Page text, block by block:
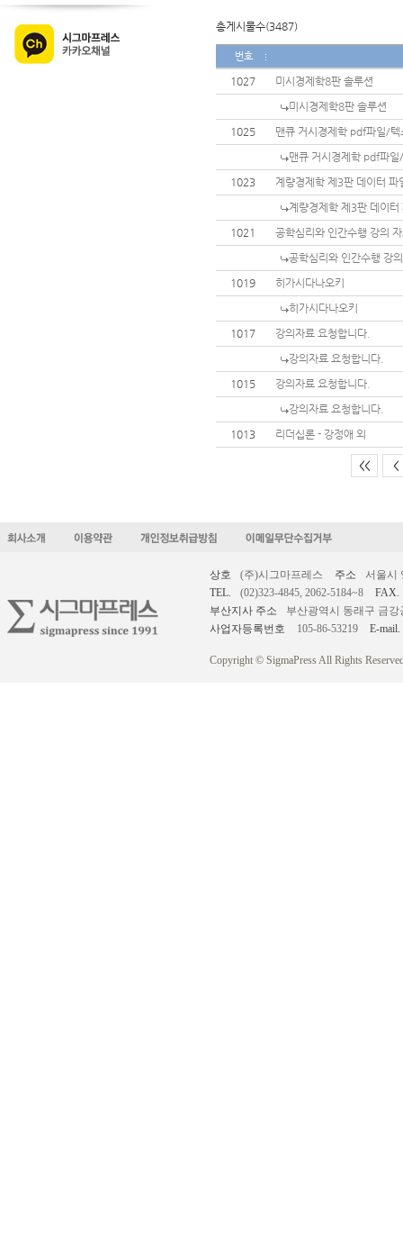
총게시물수(3487)
번호
1027
미시경제학8판 솔루션
미시경제학8판 솔루션
1025
맨큐 거시경제학 pdf파일/텍
맨큐 거시경제학 pdf파
1023
계량경제학 제3판 데이터 파
계량경제학 제3판 데이터
1021
공학심리와 인간수행 강의
공학심리와 인간수행 강
1019
히가시다나오키
히가시다나오키
1017
강의자료 요청합니다.
강의자료 요청합니다.
1015
강의자료 요청합니다.
강의자료 요청합니다.
1013
리더십론 - 강정애 외
<< <
상호 (주)시그마프레스 주소
서울시
TEL.
(02)323-4845, 2062-5184~8
FAX.
부산지사 주소
부산광역시 동래구 금강
사업자등록번호
105-86-53219 E-mail.
Copyright © SigmaPress All Rights